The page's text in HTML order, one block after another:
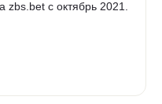
zbs.bet с октябрь 2021.